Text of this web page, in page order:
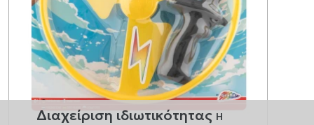
Διαχείριση ιδιωτικότητας Η